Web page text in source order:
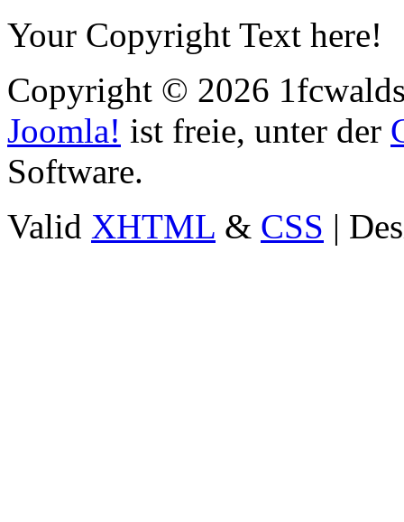
Your Copyright Text here!
Copyright © 2026
Joomla! ist freie, unter der
Software.
Valid XHTML & CSS |